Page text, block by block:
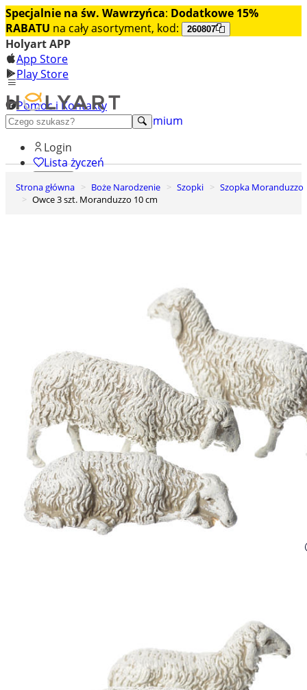
Specjalnie na św. Wawrzyńca: Dodatkowe 15%
RABATU na cały asortyment, kod: 260807
Holyart APP
App Store
Play Store
Pomoc i Kontakty
+48 222 922 860
Odkryj premium
Login
Lista życzeń
0
Koszyk
Strona główna Boże Narodzenie Szopki
Szopka Moranduzzo
Owce 3 szt. Moranduzzo 10 cm